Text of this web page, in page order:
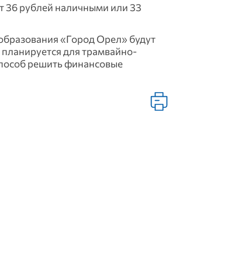
36 рублей наличными или 33
«Город Орел» будут
для трамвайно-
решить финансовые